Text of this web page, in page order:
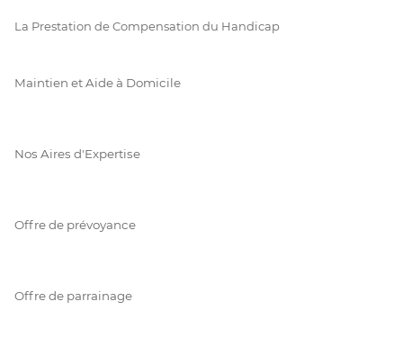
La Prestation de Compensation du Handicap
Maintien et Aide à Domicile
Nos Aires d'Expertise
Offre de prévoyance
Offre de parrainage